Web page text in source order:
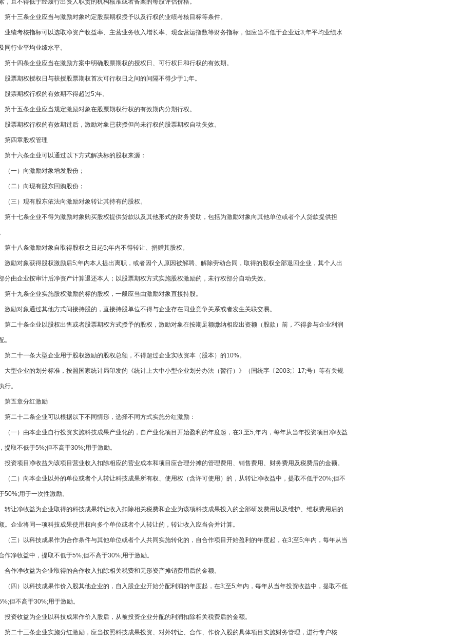
，且不得低于经履行出资人职责的机构核准或者备案的每股评估价格。
第十三条企业应当与激励对象约定股票期权授予以及行权的业绩考核目标等条件。
业绩考核指标可以选取净资产收益率、主营业务收入增长率、现金营运指数等财务指标，但应当不低于企业近3;年平均业绩水
同行业平均业绩水平。
第十四条企业应当在激励方案中明确股票期权的授权日、可行权日和行权的有效期。
股票期权授权日与获授股票期权首次可行权日之间的间隔不得少于1;年。
股票期权行权的有效期不得超过5;年。
第十五条企业应当规定激励对象在股票期权行权的有效期内分期行权。
股票期权行权的有效期过后，激励对象已获授但尚未行权的股票期权自动失效。
第四章股权管理
第十六条企业可以通过以下方式解决标的股权来源：
（一）向激励对象增发股份；
（二）向现有股东回购股份；
（三）现有股东依法向激励对象转让其持有的股权。
第十七条企业不得为激励对象购买股权提供贷款以及其他形式的财务资助，包括为激励对象向其他单位或者个人贷款提供担
第十八条激励对象自取得股权之日起5;年内不得转让、捐赠其股权。
激励对象获得股权激励后5;年内本人提出离职，或者因个人原因被解聘、解除劳动合同，取得的股权全部退回企业，其个人出
分由企业按审计后净资产计算退还本人；以股票期权方式实施股权激励的，未行权部分自动失效。
第十九条企业实施股权激励的标的股权，一般应当由激励对象直接持股。
激励对象通过其他方式间接持股的，直接持股单位不得与企业存在同业竞争关系或者发生关联交易。
第二十条企业以股权出售或者股票期权方式授予的股权，激励对象在按期足额缴纳相应出资额（股款）前，不得参与企业利润
。
第二十一条大型企业用于股权激励的股权总额，不得超过企业实收资本（股本）的10%。
大型企业的划分标准，按照国家统计局印发的《统计上大中小型企业划分办法（暂行）》（国统字〔2003;〕17;号）等有关规
行。
第五章分红激励
第二十二条企业可以根据以下不同情形，选择不同方式实施分红激励：
（一）由本企业自行投资实施科技成果产业化的，自产业化项目开始盈利的年度起，在3;至5;年内，每年从当年投资项目净收益
提取不低于5%;但不高于30%;用于激励。
投资项目净收益为该项目营业收入扣除相应的营业成本和项目应合理分摊的管理费用、销售费用、财务费用及税费后的金额。
（二）向本企业以外的单位或者个人转让科技成果所有权、使用权（含许可使用）的，从转让净收益中，提取不低于20%;但不
50%;用于一次性激励。
转让净收益为企业取得的科技成果转让收入扣除相关税费和企业为该项科技成果投入的全部研发费用以及维护、维权费用后的
。企业将同一项科技成果使用权向多个单位或者个人转让的，转让收入应当合并计算。
（三）以科技成果作为合作条件与其他单位或者个人共同实施转化的，自合作项目开始盈利的年度起，在3;至5;年内，每年从当
作净收益中，提取不低于5%;但不高于30%;用于激励。
合作净收益为企业取得的合作收入扣除相关税费和无形资产摊销费用后的金额。
（四）以科技成果作价入股其他企业的，自入股企业开始分配利润的年度起，在3;至5;年内，每年从当年投资收益中，提取不低
但不高于30%;用于激励。
投资收益为企业以科技成果作价入股后，从被投资企业分配的利润扣除相关税费后的金额。
第二十三条企业实施分红激励，应当按照科技成果投资、对外转让、合作、作价入股的具体项目实施财务管理，进行专户核